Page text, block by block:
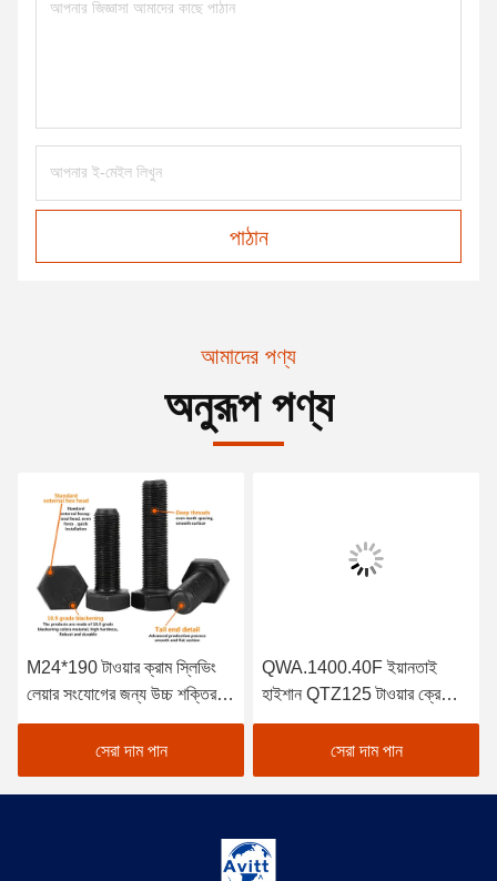
পাঠান
আমাদের পণ্য
অনুরূপ পণ্য
M24*190 টাওয়ার ক্রাম স্লিভিং
লেয়ার সংযোগের জন্য উচ্চ শক্তির
বোল্ট
সেরা দাম পান
QWA.1400.40F ইয়ানতাই
হাইশান QTZ125 টাওয়ার ক্রেনের
জন্য স্লিভিং লেয়ার
সেরা দাম পান